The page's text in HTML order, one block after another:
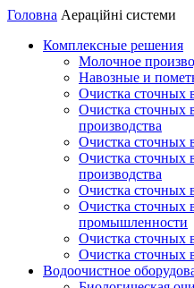
Головна Аераційні системи
Комплексные решения
Молочное
Навозные и
Очистка сточных
Очистка сточных
производства
Очистка сточных
Очистка сточных
производства
Очистка сточных
Очистка сточных
промышленности
Очистка сточных
Очистка сточных
Водоочистное